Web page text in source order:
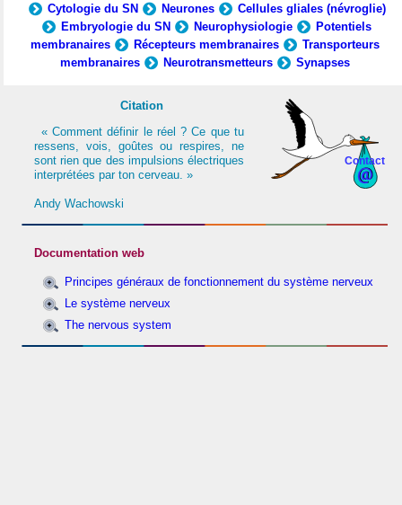
Cytologie du SN
Neurones
Cellules gliales (névroglie)
Embryologie du SN
Neurophysiologie
Potentiels
membranaires
Récepteurs membranaires
Transporteurs
membranaires
Neurotransmetteurs Synapses
Contact
Citation
« Comment définir le réel ? Ce que tu
ressens, vois, goûtes ou respires, ne
sont rien que des impulsions électriques
interprétées par ton cerveau. »
Andy Wachowski
Documentation web
Principes généraux de fonctionnement du système nerveux
Le système nerveux
The nervous system